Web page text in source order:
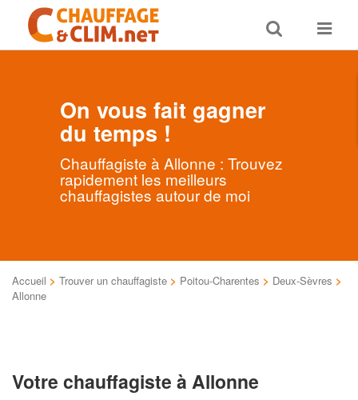
Toggle
search
Toggle
On vous fait gagner
du temps !
Chauffagiste à Allonne : Trouvez
rapidement les meilleurs
chauffagistes autour de moi
Accueil > Trouver un chauffagiste > Poitou-Charentes > Deux-Sèvres >
Allonne
Votre chauffagiste à Allonne